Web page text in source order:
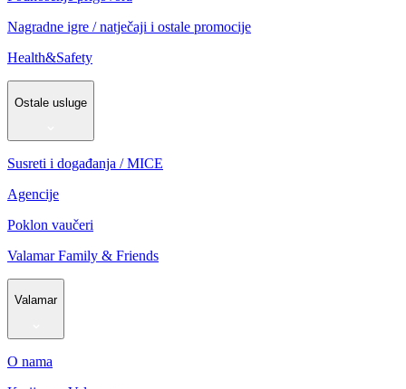
Nagradne igre / natječaji i ostale promocije
Health&Safety
Ostale usluge
Susreti i događanja / MICE
Agencije
Poklon vaučeri
Valamar Family & Friends
Valamar
O nama